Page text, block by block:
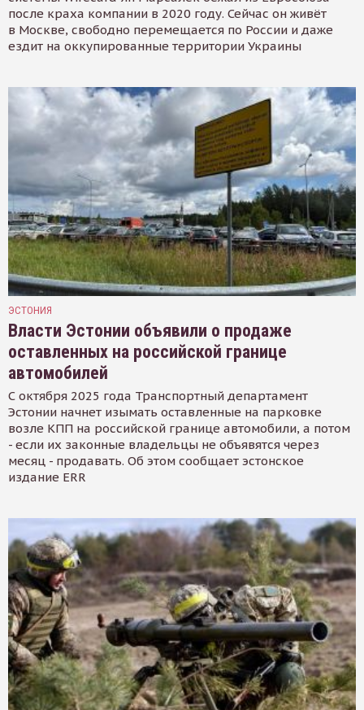
после краха компании в 2020 году. Сейчас он живёт
в Москве, свободно перемещается по России и даже
ездит на оккупированные территории Украины
ЭСТОНИЯ
Власти Эстонии объявили о продаже
оставленных на российской границе
автомобилей
С октября 2025 года Транспортный департамент
Эстонии начнет изымать оставленные на парковке
возле КПП на российской границе автомобили, а потом
- если их законные владельцы не объявятся через
месяц - продавать. Об этом сообщает эстонское
издание ERR